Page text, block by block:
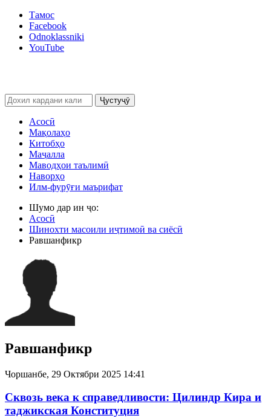
Тамос
Facebook
Odnoklassniki
YouTube
Ҷустуҷӯ
Асосӣ
Мақолаҳо
Китобҳо
Маҷалла
Маводҳои таълимӣ
Наворҳо
Илм-фурӯғи маърифат
Шумо дар ин ҷо:
Асосӣ
Шинохти масоили иҷтимоӣ ва сиёсӣ
Равшанфикр
Равшанфикр
Чоршанбе, 29 Октябри 2025 14:41
Сквозь века к справедливости: Цилиндр Кира и
таджикская Конституция